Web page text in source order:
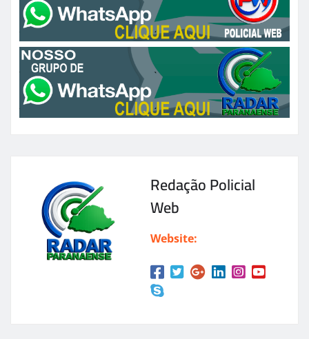
Redação Policial
Web
Website: